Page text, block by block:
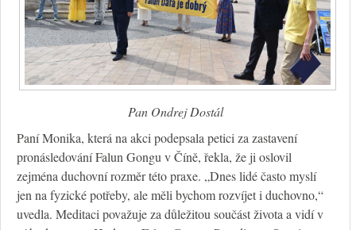
Pan Ondrej Dostál
Paní Monika, která na akci podepsala petici za zastavení
pronásledování Falun Gongu v Číně, řekla, že ji oslovil
zejména duchovní rozměr této praxe. „Dnes lidé často myslí
jen na fyzické potřeby, ale měli bychom rozvíjet i duchovno,“
uvedla. Meditaci považuje za důležitou součást života a vidí v